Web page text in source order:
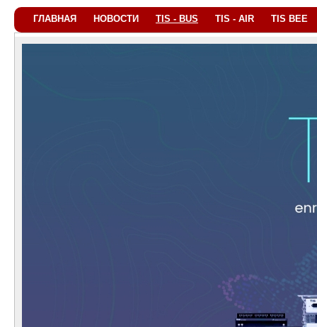
ГЛАВНАЯ НОВОСТИ TIS - BUS TIS - AIR TIS BEE